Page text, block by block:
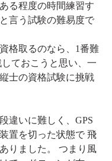
る程度の時間練習す
言う試験の難易度で
格取るのなら、1番難
ておこうと思い、一
士の資格試験に挑戦
違いに難しく、GPS
置を切った状態で 飛
りました。 つまり風